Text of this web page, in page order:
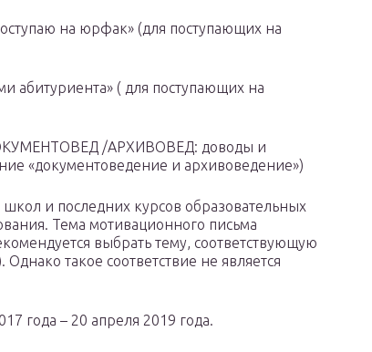
на юрфак» (для поступающих на
( для поступающих на
/АРХИВОВЕД: доводы и
«документоведение и архивоведение»)
и последних курсов образовательных
Тема мотивационного письма
выбрать тему, соответствующую
такое соответствие не является
года – 20 апреля 2019 года.